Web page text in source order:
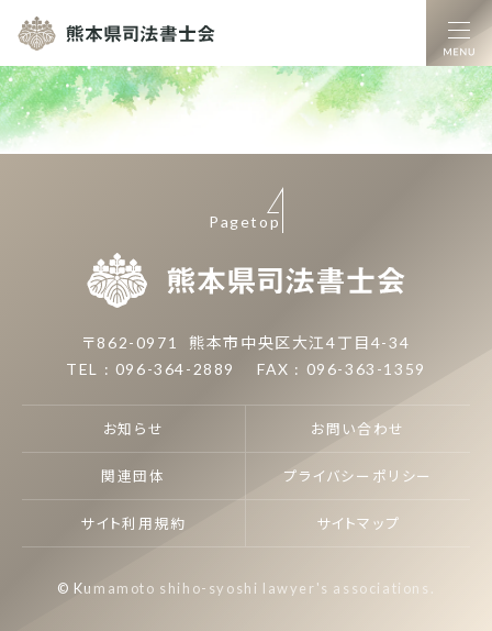
熊本県司法書士
〒862-0971
熊本市中央区大江4丁目4-34
TEL : 096-364-2889
FAX : 096-363-1359
お知らせ お問い合わせ
関連団体 プライバシーポリシー
サイト利用規約 サイトマップ
Pagetop
© Kumamoto shiho-syoshi lawyer's associations.